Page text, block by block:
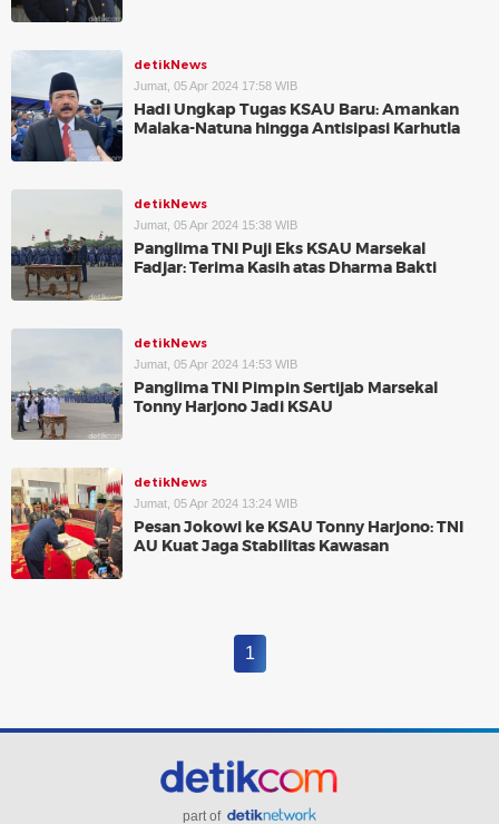
detikNews
Jumat, 05 Apr 2024 17:58 WIB
Hadi Ungkap Tugas KSAU Baru: Amankan
Malaka-Natuna hingga Antisipasi Karhutla
detikNews
Jumat, 05 Apr 2024 15:38 WIB
Panglima TNI Puji Eks KSAU Marsekal
Fadjar: Terima Kasih atas Dharma Bakti
detikNews
Jumat, 05 Apr 2024 14:53 WIB
Panglima TNI Pimpin Sertijab Marsekal
Tonny Harjono Jadi KSAU
detikNews
Jumat, 05 Apr 2024 13:24 WIB
Pesan Jokowi ke KSAU Tonny Harjono: TNI
AU Kuat Jaga Stabilitas Kawasan
1
part of